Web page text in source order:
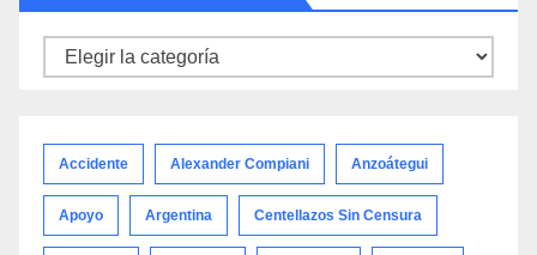
Noticias
Accidente Alexander Compiani Anzoátegui
Apoyo Argentina Centellazos Sin Censura